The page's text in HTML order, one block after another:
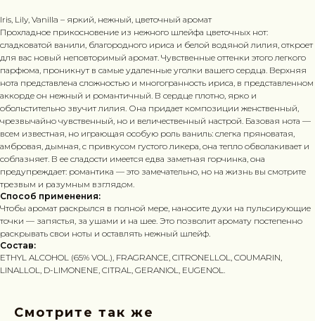
Iris, Lily, Vanilla – яркий, нежный, цветочный аромат
Прохладное прикосновение из нежного шлейфа цветочных нот:
сладковатой ванили, благородного ириса и белой водяной лилия, откроет
для вас новый неповторимый аромат. Чувственные оттенки этого легкого
парфюма, проникнут в самые удаленные уголки вашего сердца. Верхняя
нота представлена сложностью и многогранность ириса, в представленном
аккорде он нежный и романтичный. В сердце плотно, ярко и
обольстительно звучит лилия. Она придает композиции женственный,
чрезвычайно чувственный, но и величественный настрой. Базовая нота —
всем известная, но играющая особую роль ваниль: слегка пряноватая,
амбровая, дымная, с привкусом густого ликера, она тепло обволакивает и
соблазняет. В ее сладости имеется едва заметная горчинка, она
предупреждает: романтика — это замечательно, но на жизнь вы смотрите
трезвым и разумным взглядом.
Способ применения:
Чтобы аромат раскрылся в полной мере, наносите духи на пульсирующие
точки — запястья, за ушами и на шее. Это позволит аромату постепенно
раскрывать свои ноты и оставлять нежный шлейф.
Состав:
ETHYL ALCOHOL (65% VOL.), FRAGRANCE, CITRONELLOL, COUMARIN,
LINALLOL, D-LIMONENE, CITRAL, GERANIOL, EUGENOL.
Смотрите так же